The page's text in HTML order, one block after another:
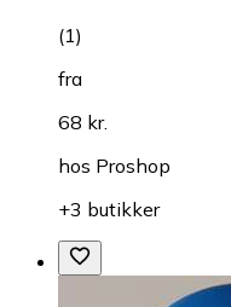
(1)
fra
68 kr.
hos Proshop
+3 butikker